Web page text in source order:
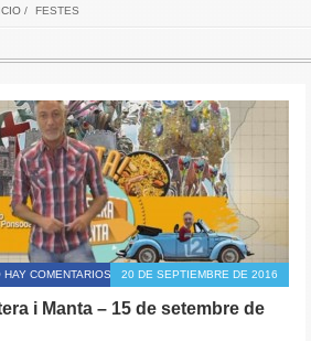
/ FESTES
HAY COMENTARIOS 20 DE SEPTIEMBRE DE 2016
i Manta – 15 de setembre de